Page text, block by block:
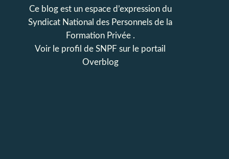
Ce blog est un espace d’expression du
Syndicat National des Personnels de la
Formation Privée .
Voir le profil de SNPF sur le portail
Overblog